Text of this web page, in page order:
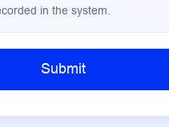
in the system.
Submit